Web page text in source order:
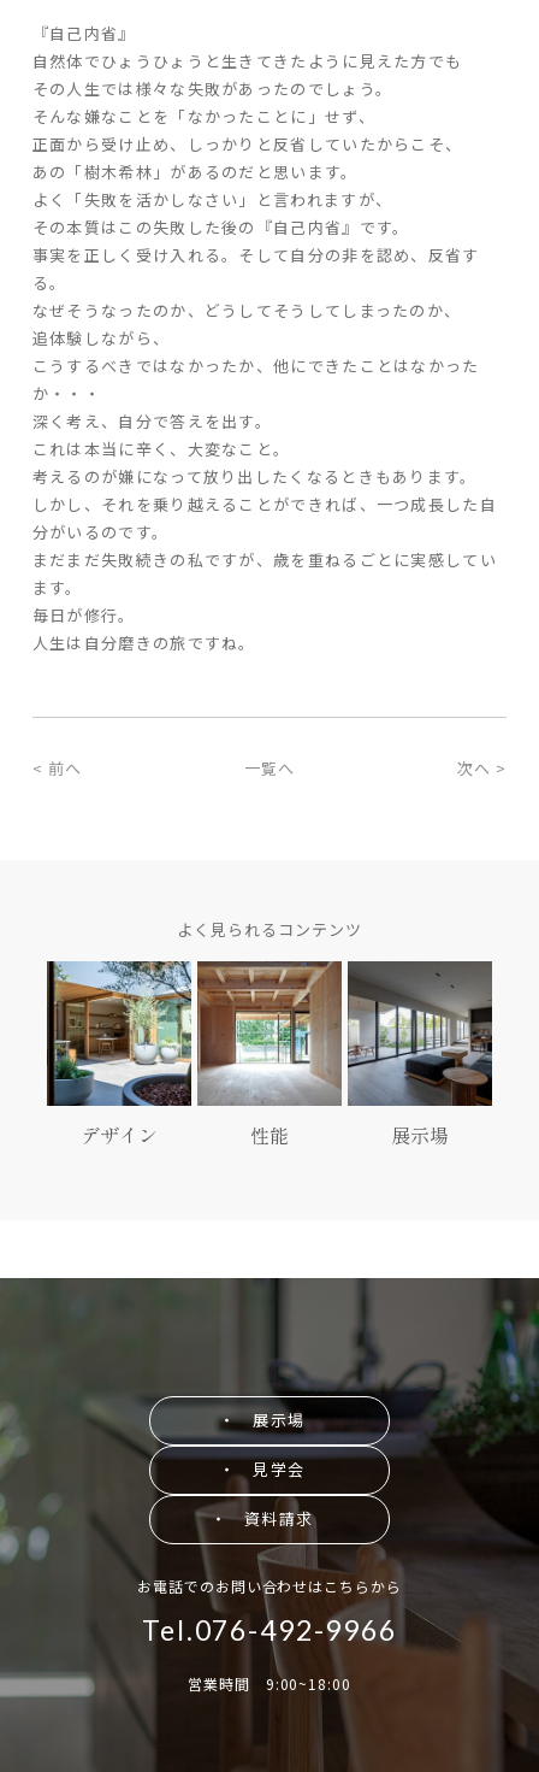
- 高断熱性能
- 高耐震性能
- 高耐久性能
- 保証
家づくりの流れ
よくあるご質問
企業情報
採用情報
暮らしの器
『自己内省』
自然体でひょうひょうと生きてきたように見えた方でも
その人生では様々な失敗があったのでしょう。
そんな嫌なことを「なかったことに」せず、
正面から受け止め、しっかりと反省していたからこそ、
あの「樹木希林」があるのだと思います。
よく「失敗を活かしなさい」と言われますが、
その本質はこの失敗した後の『自己内省』です。
事実を正しく受け入れる。そして自分の非を認め、反省す
る。
なぜそうなったのか、どうしてそうしてしまったのか、
追体験しながら、
こうするべきではなかったか、他にできたことはなかった
か・・・
深く考え、自分で答えを出す。
これは本当に辛く、大変なこと。
考えるのが嫌になって放り出したくなるときもあります。
しかし、それを乗り越えることができれば、一つ成長した自
分がいるのです。
まだまだ失敗続きの私ですが、歳を重ねるごとに実感してい
ます。
毎日が修行。
人生は自分磨きの旅ですね。
< 前へ 一覧へ 次へ >
よく見られるコンテンツ
デザイン 性能 展示場
・ 展示場
・ 見学会
・ 資料請求
お電話でのお問い合わせはこちらから
Tel.076-492-9966
営業時間 9:00~18:00